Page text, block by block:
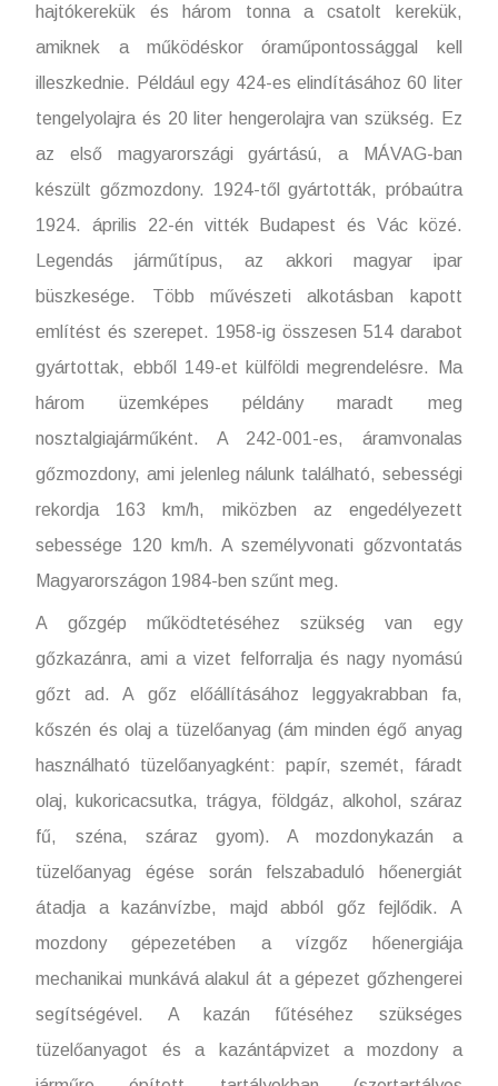
hajtókerekük és három tonna a csatolt kerekük,
amiknek a működéskor óraműpontossággal kell
illeszkednie. Például egy 424-es elindításához 60 liter
tengelyolajra és 20 liter hengerolajra van szükség. Ez
az első magyarországi gyártású, a MÁVAG-ban
készült gőzmozdony. 1924-től gyártották, próbaútra
1924. április 22-én vitték Budapest és Vác közé.
Legendás járműtípus, az akkori magyar ipar
büszkesége. Több művészeti alkotásban kapott
említést és szerepet. 1958-ig összesen 514 darabot
gyártottak, ebből 149-et külföldi megrendelésre. Ma
három üzemképes példány maradt meg
nosztalgiajárműként. A 242-001-es, áramvonalas
gőzmozdony, ami jelenleg nálunk található, sebességi
rekordja 163 km/h, miközben az engedélyezett
sebessége 120 km/h. A személyvonati gőzvontatás
Magyarországon 1984-ben szűnt meg.
A gőzgép működtetéséhez szükség van egy
gőzkazánra, ami a vizet felforralja és nagy nyomású
gőzt ad. A gőz előállításához leggyakrabban fa,
kőszén és olaj a tüzelőanyag (ám minden égő anyag
használható tüzelőanyagként: papír, szemét, fáradt
olaj, kukoricacsutka, trágya, földgáz, alkohol, száraz
fű, széna, száraz gyom). A mozdonykazán a
tüzelőanyag égése során felszabaduló hőenergiát
átadja a kazánvízbe, majd abból gőz fejlődik. A
mozdony gépezetében a vízgőz hőenergiája
mechanikai munkává alakul át a gépezet gőzhengerei
segítségével. A kazán fűtéséhez szükséges
tüzelőanyagot és a kazántápvizet a mozdony a